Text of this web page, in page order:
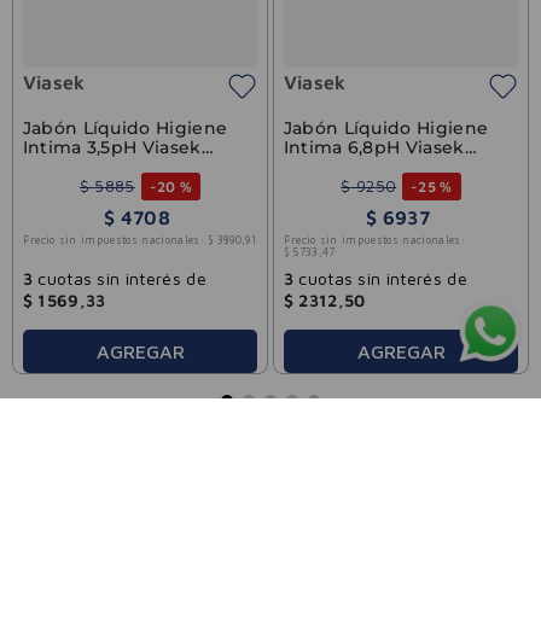
Viasek
Jabón Líquido Higiene
Intima 3,5pH Viasek
$ 5885 -20 %
$ 4708
Precio sin impuestos nacionales: $ 3890 ,91
3cuotas sin interés de
$ 1569 33
AGREGAR
Viasek
Jabón Líquido Higiene
Intima 6,8pH Viasek
$ 9250 -25 %
$ 6937
Precio sin impuestos nacionales:
$ 5733 47
3cuotas sin interés de
$ 2312 50
AGREGAR